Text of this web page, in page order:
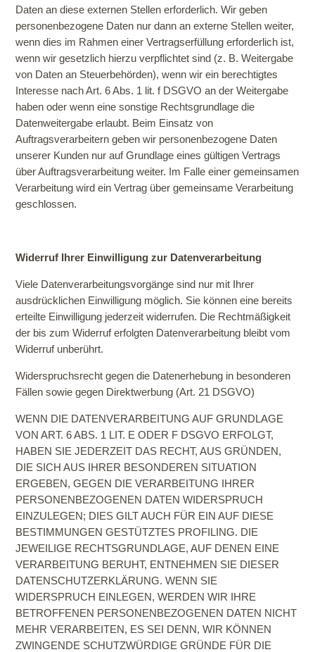
Daten an diese externen Stellen erforderlich. Wir geben
personenbezogene Daten nur dann an externe Stellen weiter,
wenn dies im Rahmen einer Vertragserfüllung erforderlich ist,
wenn wir gesetzlich hierzu verpflichtet sind (z. B. Weitergabe
von Daten an Steuerbehörden), wenn wir ein berechtigtes
Interesse nach Art. 6 Abs. 1 lit. f DSGVO an der Weitergabe
haben oder wenn eine sonstige Rechtsgrundlage die
Datenweitergabe erlaubt. Beim Einsatz von
Auftragsverarbeitern geben wir personenbezogene Daten
unserer Kunden nur auf Grundlage eines gültigen Vertrags
über Auftragsverarbeitung weiter. Im Falle einer gemeinsamen
Verarbeitung wird ein Vertrag über gemeinsame Verarbeitung
geschlossen.
Widerruf Ihrer Einwilligung zur Datenverarbeitung
Viele Datenverarbeitungsvorgänge sind nur mit Ihrer
ausdrücklichen Einwilligung möglich. Sie können eine bereits
erteilte Einwilligung jederzeit widerrufen. Die Rechtmäßigkeit
der bis zum Widerruf erfolgten Datenverarbeitung bleibt vom
Widerruf unberührt.
Widerspruchsrecht gegen die Datenerhebung in besonderen
Fällen sowie gegen Direktwerbung (Art. 21 DSGVO)
WENN DIE DATENVERARBEITUNG AUF GRUNDLAGE
VON ART. 6 ABS. 1 LIT. E ODER F DSGVO ERFOLGT,
HABEN SIE JEDERZEIT DAS RECHT, AUS GRÜNDEN,
DIE SICH AUS IHRER BESONDEREN SITUATION
ERGEBEN, GEGEN DIE VERARBEITUNG IHRER
PERSONENBEZOGENEN DATEN WIDERSPRUCH
EINZULEGEN; DIES GILT AUCH FÜR EIN AUF DIESE
BESTIMMUNGEN GESTÜTZTES PROFILING. DIE
JEWEILIGE RECHTSGRUNDLAGE, AUF DENEN EINE
VERARBEITUNG BERUHT, ENTNEHMEN SIE DIESER
DATENSCHUTZERKLÄRUNG. WENN SIE
WIDERSPRUCH EINLEGEN, WERDEN WIR IHRE
BETROFFENEN PERSONENBEZOGENEN DATEN NICHT
MEHR VERARBEITEN, ES SEI DENN, WIR KÖNNEN
ZWINGENDE SCHUTZWÜRDIGE GRÜNDE FÜR DIE